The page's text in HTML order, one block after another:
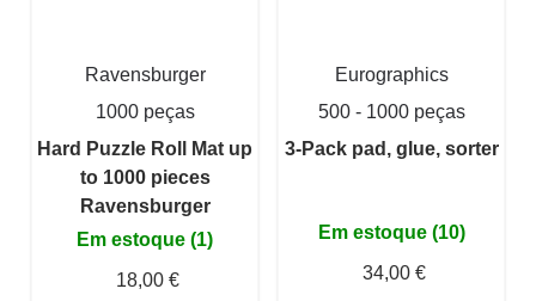
Ravensburger
1000 peças
Hard Puzzle Roll Mat up
to 1000 pieces
Ravensburger
Em estoque (1)
18,00 €
Eurographics
500 - 1000 peças
3-Pack pad, glue, sorter
Em estoque (10)
34,00 €